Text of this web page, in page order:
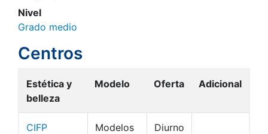
Nivel
Grado medio
Centros
Estética y
belleza
Modelo Oferta Adicional
CIFP
Modelos
Diurno